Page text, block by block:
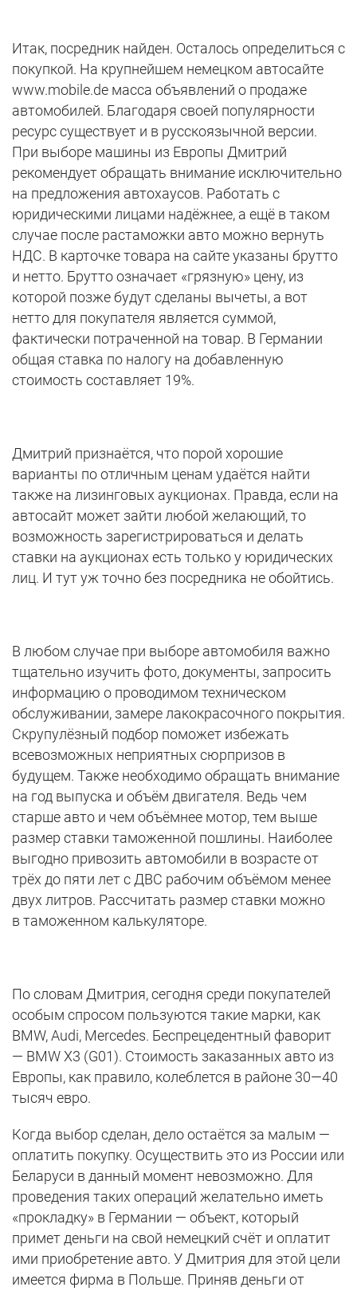
Итак, посредник найден. Осталось определиться с
покупкой. На крупнейшем немецком автосайте
www.mobile.de масса объявлений о продаже
автомобилей. Благодаря своей популярности
ресурс существует и в русскоязычной версии.
При выборе машины из Европы Дмитрий
рекомендует обращать внимание исключительно
на предложения автохаусов. Работать с
юридическими лицами надёжнее, а ещё в таком
случае после растаможки авто можно вернуть
НДС. В карточке товара на сайте указаны брутто
и нетто. Брутто означает «грязную» цену, из
которой позже будут сделаны вычеты, а вот
нетто для покупателя является суммой,
фактически потраченной на товар. В Германии
общая ставка по налогу на добавленную
стоимость составляет 19%.
Дмитрий признаётся, что порой хорошие
варианты по отличным ценам удаётся найти
также на лизинговых аукционах. Правда, если на
автосайт может зайти любой желающий, то
возможность зарегистрироваться и делать
ставки на аукционах есть только у юридических
лиц. И тут уж точно без посредника не обойтись.
В любом случае при выборе автомобиля важно
тщательно изучить фото, документы, запросить
информацию о проводимом техническом
обслуживании, замере лакокрасочного покрытия.
Скрупулёзный подбор поможет избежать
всевозможных неприятных сюрпризов в
будущем. Также необходимо обращать внимание
на год выпуска и объём двигателя. Ведь чем
старше авто и чем объёмнее мотор, тем выше
размер ставки таможенной пошлины. Наиболее
выгодно привозить автомобили в возрасте от
трёх до пяти лет с ДВС рабочим объёмом менее
двух литров. Рассчитать размер ставки можно
в таможенном калькуляторе.
По словам Дмитрия, сегодня среди покупателей
особым спросом пользуются такие марки, как
BMW, Audi, Mercedes. Беспрецедентный фаворит
— BMW Х3 (G01). Стоимость заказанных авто из
Европы, как правило, колеблется в районе 30—40
тысяч евро.
Когда выбор сделан, дело остаётся за малым —
оплатить покупку. Осуществить это из России или
Беларуси в данный момент невозможно. Для
проведения таких операций желательно иметь
«прокладку» в Германии — объект, который
примет деньги на свой немецкий счёт и оплатит
ими приобретение авто. У Дмитрия для этой цели
имеется фирма в Польше. Приняв деньги от